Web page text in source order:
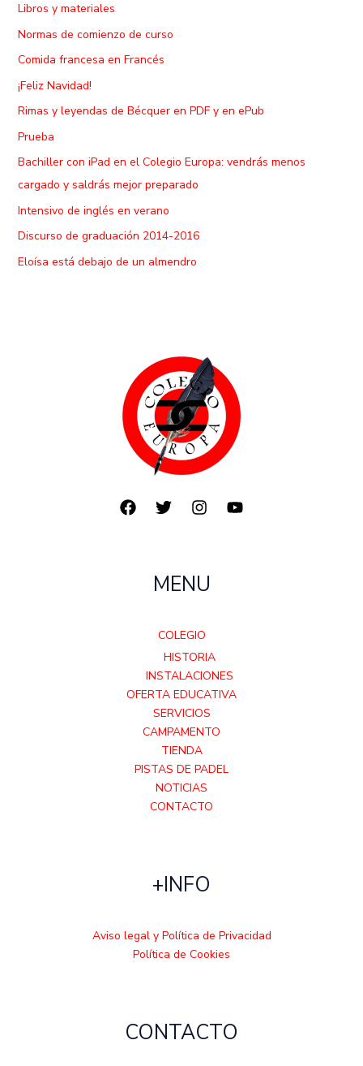
Libros y materiales
Normas de comienzo de curso
Comida francesa en Francés
¡Feliz Navidad!
Rimas y leyendas de Bécquer en PDF y en ePub
Prueba
Bachiller con iPad en el Colegio Europa: vendrás menos
cargado y saldrás mejor preparado
Intensivo de inglés en verano
Discurso de graduación 2014-2016
Eloísa está debajo de un almendro
MENU
COLEGIO
HISTORIA
INSTALACIONES
OFERTA EDUCATIVA
SERVICIOS
CAMPAMENTO
TIENDA
PISTAS DE PADEL
NOTICIAS
CONTACTO
+INFO
Aviso legal y Política de Privacidad
Política de Cookies
CONTACTO